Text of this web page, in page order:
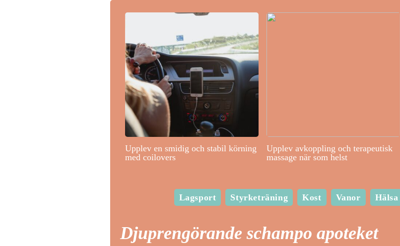
Upplev en smidig och stabil körning
med coilovers
Upplev avkoppling och terapeutisk
massage när som helst
Lagsport Styrketräning Kost Vanor Hälsa
Djuprengörande schampo apoteket